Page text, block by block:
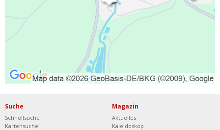
Suche
Schnellsuche
Kartensuche
Magazin
Aktuelles
Kaleidoskop